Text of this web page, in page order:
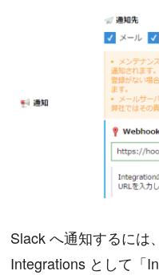
Slack へ通知するには
Integrations として「